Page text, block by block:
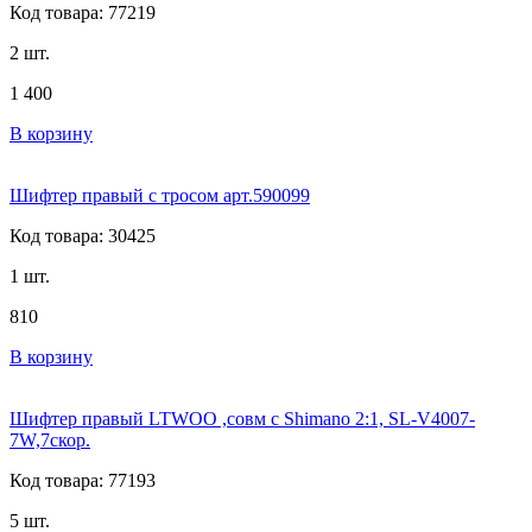
Код товара: 77219
2 шт.
1 400
В корзину
Шифтер правый с тросом арт.590099
Код товара: 30425
1 шт.
810
В корзину
Шифтер правый LTWOO ,совм с Shimano 2:1, SL-V4007-
7W,7скор.
Код товара: 77193
5 шт.